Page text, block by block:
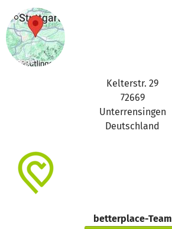
Kelterstr. 29
72669
Unterrensingen
Deutschland
betterplace-Team